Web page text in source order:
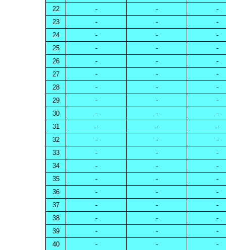
22
- -
-
23
- -
-
24
- -
-
25
- -
-
26
- -
-
27
- -
-
28
- -
-
29
- -
-
30
- -
-
31
- -
-
32
- -
-
33
- -
-
34
- -
-
35
- -
-
36
- -
-
37
- -
-
38
- -
-
39
- -
-
40
- - -